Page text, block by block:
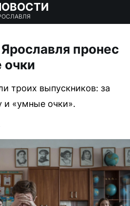
пронес
очки
троих выпускников: за
и «умные очки».